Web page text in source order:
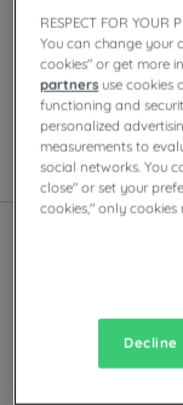
Ciesz się
zależności od
prywatny
karty, a także
Lista
RESPECT FOR YOUR
You can change your
cookies" or get more
partners use cookies
functioning and
personalized
measurements to
social networks. You
close" or set your
cookies," only
Decline